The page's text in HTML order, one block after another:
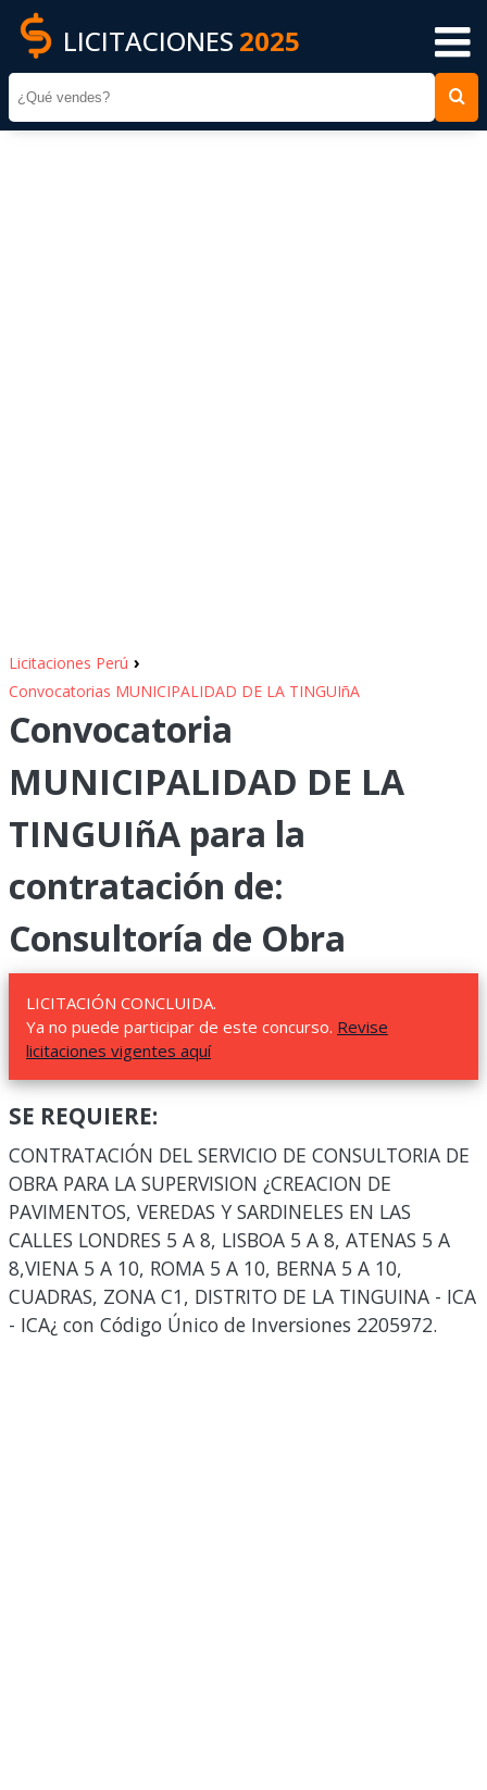
LICITACIONES 2025
Licitaciones Perú ›
Convocatorias MUNICIPALIDAD DE LA TINGUIñA
Convocatoria
MUNICIPALIDAD DE LA
TINGUIñA para la
contratación de:
Consultoría de Obra
LICITACIÓN CONCLUIDA.
Ya no puede participar de este concurso. Revise
licitaciones vigentes aquí
SE REQUIERE:
CONTRATACIÓN DEL SERVICIO DE CONSULTORIA DE
OBRA PARA LA SUPERVISION ¿CREACION DE
PAVIMENTOS, VEREDAS Y SARDINELES EN LAS
CALLES LONDRES 5 A 8, LISBOA 5 A 8, ATENAS 5 A
8,VIENA 5 A 10, ROMA 5 A 10, BERNA 5 A 10,
CUADRAS, ZONA C1, DISTRITO DE LA TINGUINA - ICA
- ICA¿ con Código Único de Inversiones 2205972.